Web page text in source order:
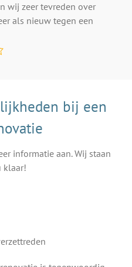
wij zeer tevreden over
als nieuw tegen een
bij een
informatie aan. Wij staan
klaar!